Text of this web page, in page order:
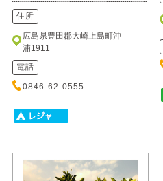
住所
広島県豊田郡大崎上島町沖
浦1911
電話
0846-62-0555